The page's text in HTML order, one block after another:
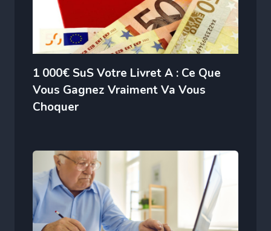
1 000€ SuS Votre Livret A : Ce Que
Vous Gagnez Vraiment Va Vous
Choquer